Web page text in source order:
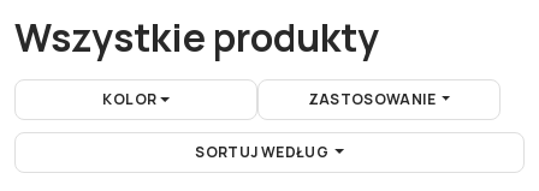
Wszystkie produkty
KOLOR ZASTOSOWANIE
SORTUJ WEDŁUG